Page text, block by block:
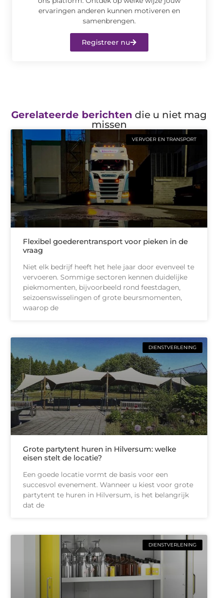
ervaringen anderen kunnen motiveren en
samenbrengen.
Registreer nu
Gerelateerde berichten die u niet mag
missen
VERVOER EN TRANSPORT
Flexibel goederentransport voor pieken in de
vraag
Niet elk bedrijf heeft het hele jaar door evenveel te
vervoeren. Sommige sectoren kennen duidelijke
piekmomenten, bijvoorbeeld rond feestdagen,
seizoenswisselingen of grote beursmomenten,
waarop de
DIENSTVERLENING
Grote partytent huren in Hilversum: welke
eisen stelt de locatie?
Een goede locatie vormt de basis voor een
succesvol evenement. Wanneer u kiest voor grote
partytent te huren in Hilversum, is het belangrijk
dat de
DIENSTVERLENING